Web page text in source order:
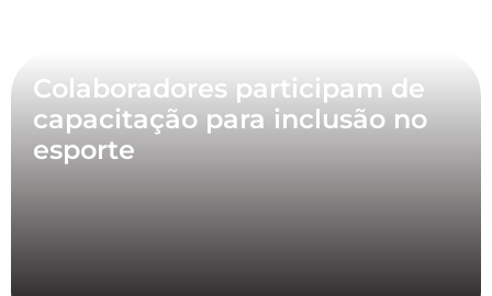
Colaboradores participam de
capacitação para inclusão no
esporte